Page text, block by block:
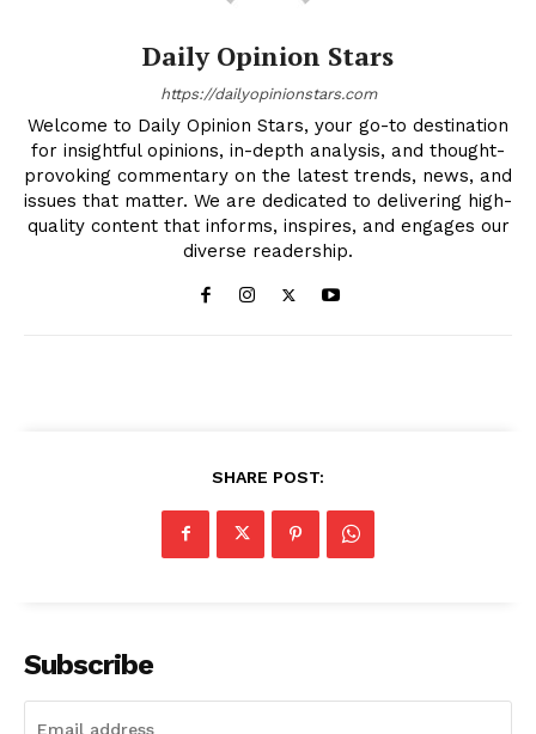
Daily Opinion Stars
https://dailyopinionstars.com
Welcome to Daily Opinion Stars, your go-to destination
for insightful opinions, in-depth analysis, and thought-
provoking commentary on the latest trends, news, and
issues that matter. We are dedicated to delivering high-
quality content that informs, inspires, and engages our
diverse readership.
SHARE POST:
Subscribe